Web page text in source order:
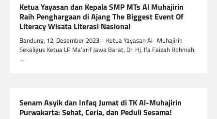
Ketua Yayasan dan Kepala SMP MTs Al Muhajirin
Raih Penghargaan di Ajang The Biggest Event Of
Literacy Wisata Literasi Nasional
Bandung, 12, Desember 2023 – Ketua Yayasan Al- Muhajirin
Sekaligus Ketua LP Ma’arif Jawa Barat, Dr. Hj. Ifa Faizah Rohmah,
…
Senam Asyik dan Infaq Jumat di TK Al-Muhajirin
Purwakarta: Sehat, Ceria, dan Peduli Sesama!